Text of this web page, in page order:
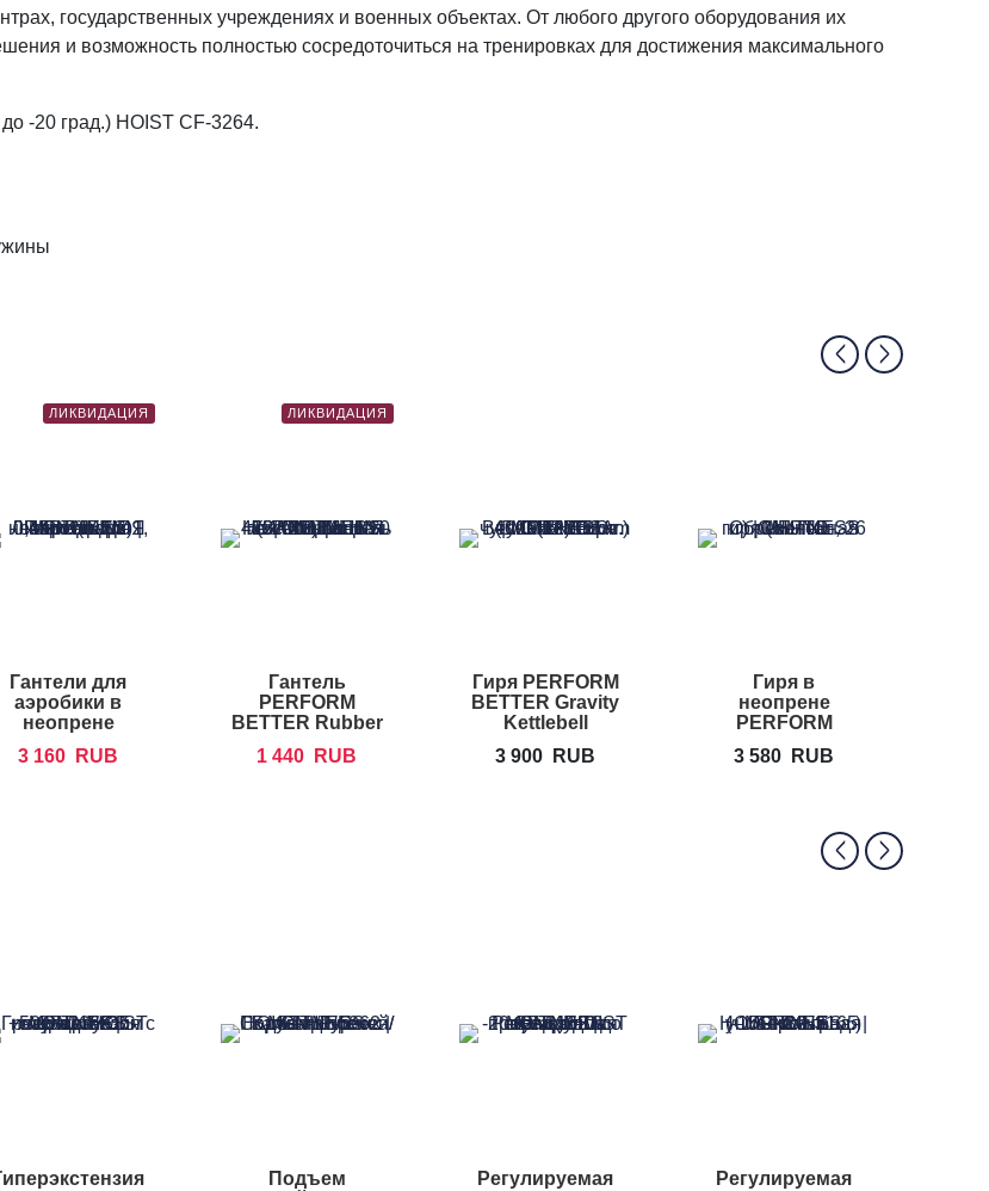
государственных учреждениях и военных объектах. От любого другого оборудования их
и возможность полностью сосредоточиться на тренировках для достижения максимального
-20 град.) HOIST CF-3264.
ЛИКВИДАЦИЯ
Гантели для
аэробики в
неопрене
3 160 RUB
ЛИКВИДАЦИЯ
Гантель
PERFORM
BETTER Rubber
Dumbbells
1 440 RUB
Гиря PERFORM
BETTER Gravity
Kettlebell
3 900
RUB
Гиря в
неопрене
PERFORM
Neoprene
3 580 RUB
Подъем
Регулируемая
Регулируемая